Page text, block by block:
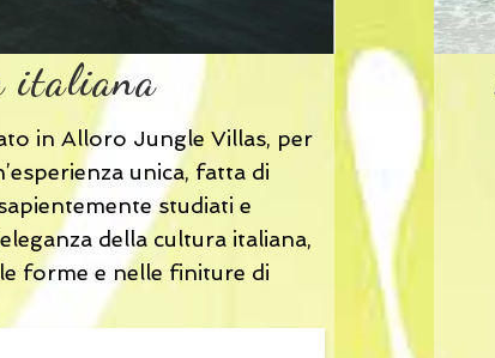
italiana
in Alloro Jungle Villas, per
unica, fatta di
studiati e
della cultura italiana,
forme e nelle finiture di